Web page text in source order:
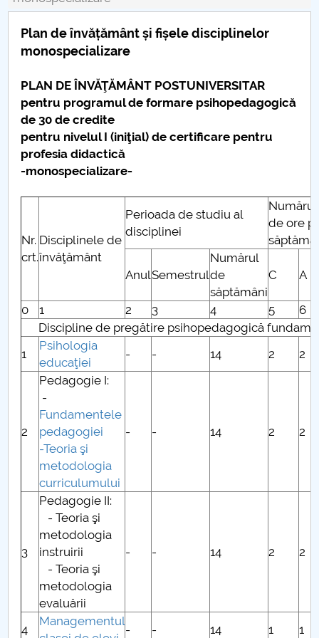
Nr. de telefon si adrese Facultăți
Români de pretutindeni - ADMITERE
Senat
Facultăți
Ghiduri pentru STUDENȚI
Relații Internaționale
PNRR
Proiect PRIM STUD
Proiect SU-ETIC
Protecția datelor personale
UNIVERSITATE pentru comunitate
IOSUD/CSUD-Doctorate
Comisie de etica unversitară
Evenimente CUP
Accesibilitate pentru studenții cu dizabilități
Plan de învățământ și fișele disciplinelor
monospecializare
PLAN DE ÎNVĂŢĂMÂNT POSTUNIVERSITAR
pentru programul de formare psihopedagogică
de 30 de credite
pentru nivelul I (iniţial) de certificare pentru
profesia didactică
-monospecializare-
Nr.
crt.
Disciplinele de
învăţământ
Perioada de studiu al
disciplinei
Numărul
de ore
AnulSemestrul
Numărul
de
săptămâni
C A
0 1 2 3 4 5
6
Discipline de pregătire psihopedagogică
1
Psihologia
educaţiei
- - 14 2 2
2
Pedagogie I:
-
Fundamentele
pedagogiei
-Teoria şi
metodologia
curriculumului
- - 14 2 2
3
Pedagogie II:
- Teoria şi
metodologia
instruirii
- Teoria şi
metodologia
evaluării
- - 14 2 2
4
Managementul
- - 14 1 1